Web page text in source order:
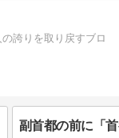
誇りを取り戻すブロ